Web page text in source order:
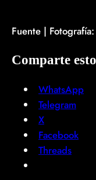
Fuente | Fotografía:
Comparte
WhatsApp
Telegram
X
Facebook
Threads